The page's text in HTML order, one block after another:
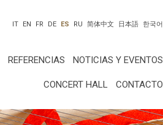
한국어
日本語
IT EN FR DE ES RU 简体中文
REFERENCIAS NOTICIAS Y EVENTOS
CONCERT HALL CONTACTO